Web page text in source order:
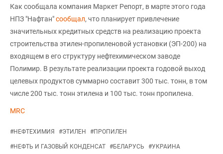
Как сообщала компания Маркет Репорт, в марте этого года
НПЗ "Нафтан"сообщал, что планирует привлечение
значительных кредитных средств на реализацию проекта
строительства этилен-пропиленовой установки (ЭП-200) на
входящем в его структуру нефтехимическом заводе
Полимир. В результате реализации проекта годовой выход
целевых продуктов суммарно составит 300 тыс. тонн, в том
числе 200 тыс. тонн этилена и 100 тыс. тонн пропилена.
MRC
#НЕФТЕХИМИЯ #ЭТИЛЕН #ПРОПИЛЕН
#НЕФТЬ И ГАЗОВЫЙ КОНДЕНСАТ #БЕЛАРУСЬ #УКРАИНА